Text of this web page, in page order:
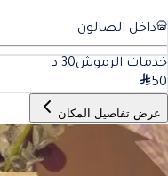
داخل الصالون
خدمات الرموش30 د
50
عرض تفاصيل المكان